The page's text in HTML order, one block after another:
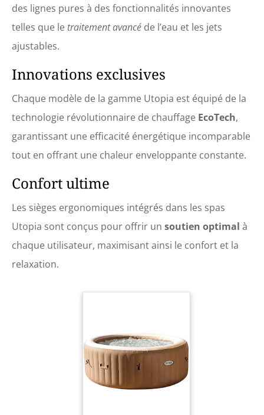
des lignes pures à des fonctionnalités innovantes
telles que le traitement avancé de l’eau et les jets
ajustables.
Innovations exclusives
Chaque modèle de la gamme Utopia est équipé de la
technologie révolutionnaire de chauffage EcoTech,
garantissant une efficacité énergétique incomparable
tout en offrant une chaleur enveloppante constante.
Confort ultime
Les sièges ergonomiques intégrés dans les spas
Utopia sont conçus pour offrir un soutien optimal à
chaque utilisateur, maximisant ainsi le confort et la
relaxation.